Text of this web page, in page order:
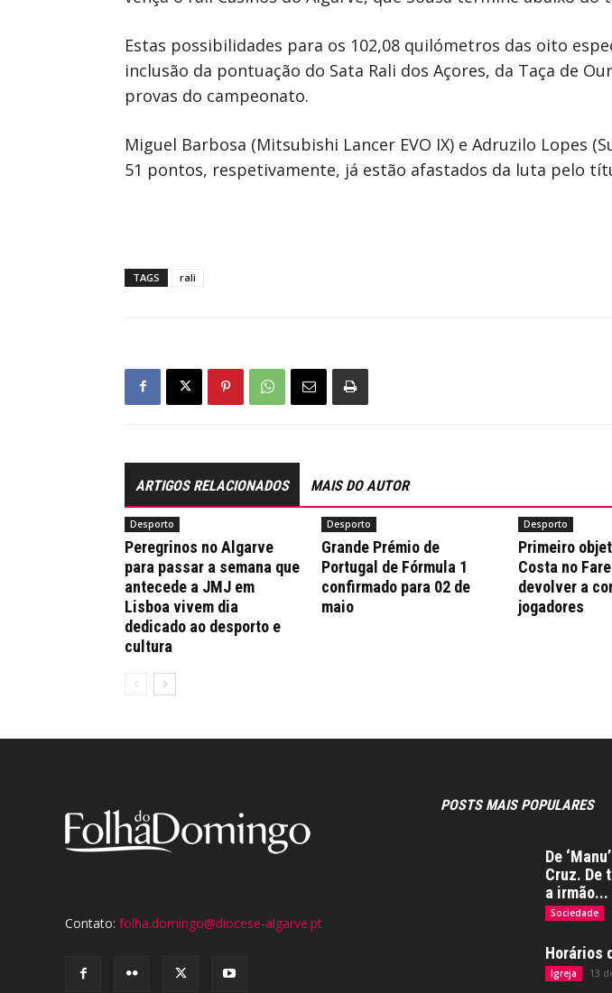
Estas possibilidades para os 102,08 quilómetros das oito
inclusão da pontuação do Sata Rali dos Açores, da Taça de
provas do campeonato.
Miguel Barbosa (Mitsubishi Lancer EVO IX) e Adruzilo Lopes
51 pontos, respetivamente, já estão afastados da luta pelo
TAGS rali
ARTIGOS RELACIONADOS MAIS DO AUTOR
Desporto
Peregrinos no Algarve
para passar a semana que
antecede a JMJ em
Lisboa vivem dia
dedicado ao desporto e
cultura
Desporto
Grande Prémio de
Portugal de Fórmula 1
confirmado para 02 de
maio
Desporto
Primeiro
Costa no
devolver a
jogadores
Contato: folha.domingo@diocese-algarve.pt
POSTS MAIS POPULARES
De
Cruz. De
a irmão...
Sociedade
Horários
Igreja 13